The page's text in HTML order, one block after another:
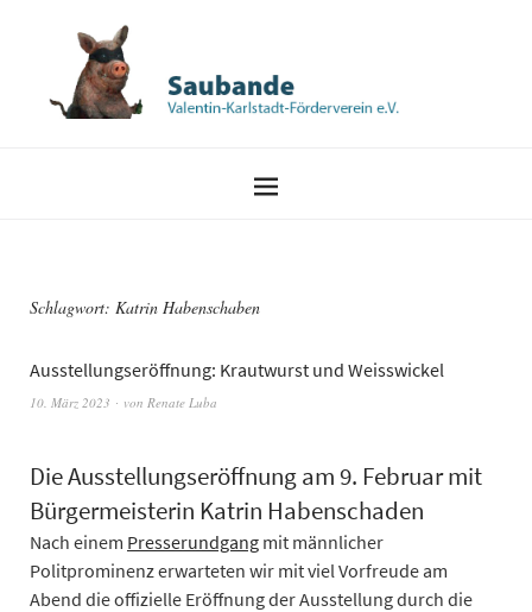
Schlagwort: Katrin Habenschaben
Ausstellungseröffnung: Krautwurst und Weisswickel
10. März 2023 von Renate Luba
Die Ausstellungseröffnung am 9. Februar mit
Bürgermeisterin Katrin Habenschaden
Nach einem Presserundgang mit männlicher
Politprominenz erwarteten wir mit viel Vorfreude am
Abend die offizielle Eröffnung der Ausstellung durch die